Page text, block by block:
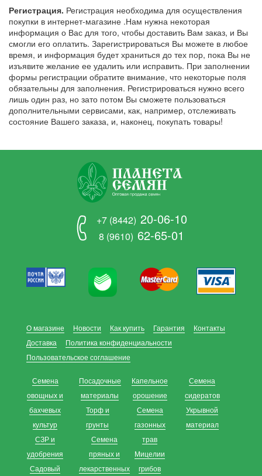
Регистрация. Регистрация необходима для осуществления
покупки в интернет-магазине .Нам нужна некоторая
информация о Вас для того, чтобы доставить Вам заказ, и Вы
смогли его оплатить. Зарегистрироваться Вы можете в любое
время, и информация будет храниться до тех пор, пока Вы не
изъявите желание ее удалить или исправить. При заполнении
формы регистрации обратите внимание, что некоторые поля
обязательны для заполнения. Регистрироваться нужно всего
лишь один раз, но зато потом Вы сможете пользоваться
дополнительными сервисами, как, например, отслеживать
состояние Вашего заказа, и, наконец, покупать товары!
+7 (8442) 20-06-10
8 (9610) 62-65-01
О магазине Новости Как купить Гарантия
Контакты
Доставка
Политика конфиденциальности
Пользовательское соглашение
Семена
овощных и
бахчевых
культур
СЗР и
удобрения
Садовый
Посадочные
материалы
Торф и
грунты
Семена
пряных и
лекарственных
Капельное
орошение
Семена
газонных
трав
Мицелии
грибов
Семена
сидератов
Укрывной
материал